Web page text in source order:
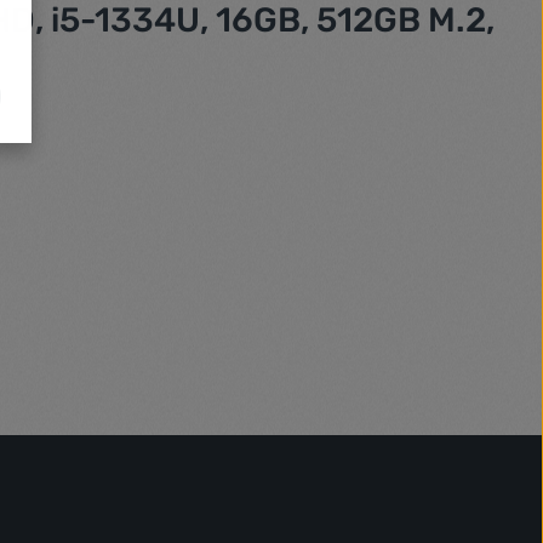
i5-1334U, 16GB, 512GB M.2,